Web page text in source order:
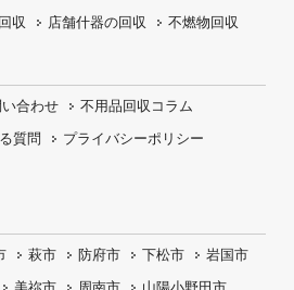
収 店舗什器の回収 不燃物回収
い合わせ
不用品回収コラム
質問
プライバシーポリシー
萩市 防府市 下松市
岩国市